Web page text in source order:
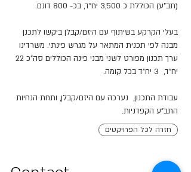
(תב"ע) הכוללת כ 3,500 יח"ד, בכ- 800 דונם.
בעלי הקרקע בשיתוף עם היזם/קבלן ביקשו לתכנן
מבנה לפי תכנית המתאר על מגרש פינתי. משרדינו
ערך תכנון מפורט לשני מבני פינה הכוללים סה"כ 22
יח"ד, 3 יח"ד בכל קומה.
עבודת התכנון, נערכה עם היזם/קבלן, ותחת הנחיות
התב"ע הקפדניות.
חזרה לכל הפרויקטים